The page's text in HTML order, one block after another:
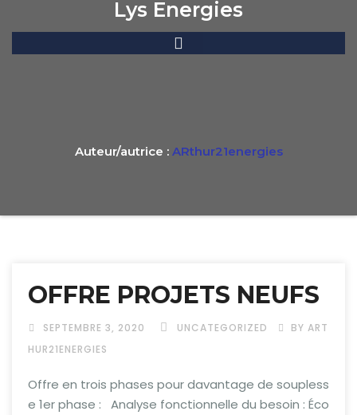
Lys Energies
Auteur/autrice : ARthur21energies
OFFRE PROJETS NEUFS
SEPTEMBRE 3, 2020 UNCATEGORIZED
BY ART
HUR21ENERGIES
Offre en trois phases pour davantage de soupless
e 1er phase : Analyse fonctionnelle du besoin : Éco